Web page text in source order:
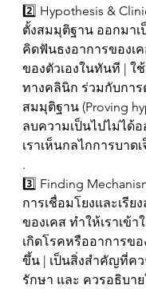
2️⃣ Hypothesis &
ตั้งสมมุติฐาน ออกมาเ
คิดฟันธงอาการของเ
ของตัวเองในทันที | ใ
ทางคลินิก ร่วมกับกา
สมมุติฐาน (Proving
ลบความเป็นไปไม่ได้อ
เราเห็นกลไกการบาด
.
3️⃣ Finding
การเชื่อมโยงและเรีย
ของเคส ทำให้เราเข้
เกิดโรคหรืออาการขอ
ขึ้น | เป็นสิ่งสำคัญที่ค
รักษา และ ควรอธิบา